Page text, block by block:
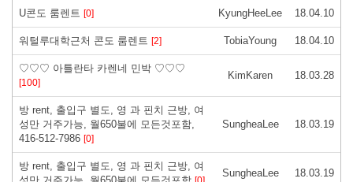
U콘도 룸렌트 [0] KyungHeeLee 18.04.10
워털루대학근처 콘도 룸렌트 [2] TobiaYoung 18.04.10
♡♡♡ 아틀란타 카렌네 민박 ♡♡♡
[100]
KimKaren 18.03.28
방 rent, 출입구 별도, 영 과 핀치 근방, 여
성만 거주가능, 월650불에 모든것포함,
416-512-7986 [0]
SungheaLee 18.03.19
방 rent, 출입구 별도, 영 과 핀치 근방, 여
성만 거주가능, 월650불에 모든것포함
SungheaLee 18.03.19